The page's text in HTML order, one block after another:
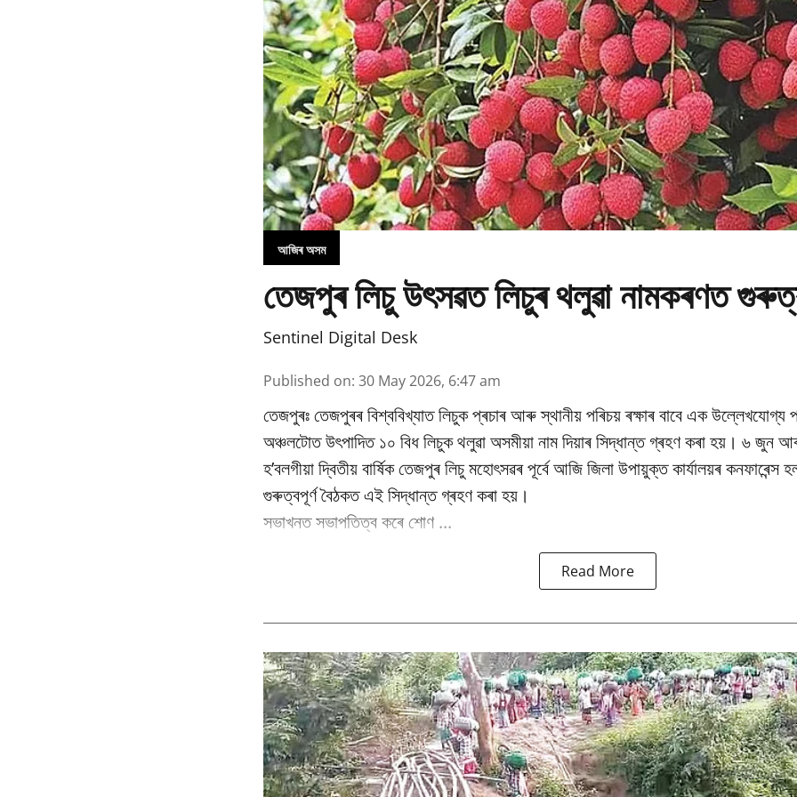
আজিৰ অসম
তেজপুৰ লিচু উৎসৱত লিচুৰ থলুৱা নামকৰণত
Sentinel Digital Desk
Published on: 30 May 2026, 6:47 am
তেজপুৰঃ তেজপুৰৰ বিশ্ববিখ্যাত লিচুক প্ৰচাৰ আৰু স্থানীয় পৰিচয় ৰক্ষাৰ বাবে এক উল্লেখযোগ্য
অঞ্চলটোত উৎপাদিত ১০ বিধ লিচুক থলুৱা অসমীয়া নাম দিয়াৰ সিদ্ধান্ত গ্ৰহণ কৰা হয়। ৬ জুন
হ’বলগীয়া দ্বিতীয় বাৰ্ষিক তেজপুৰ লিচু মহোৎসৱৰ পূৰ্বে আজি জিলা উপায়ুক্ত কাৰ্যালয়ৰ
গুৰুত্বপূৰ্ণ বৈঠকত এই সিদ্ধান্ত গ্ৰহণ কৰা হয়।
সভাখনত সভাপতিত্ব কৰে শোণ ...
Read More